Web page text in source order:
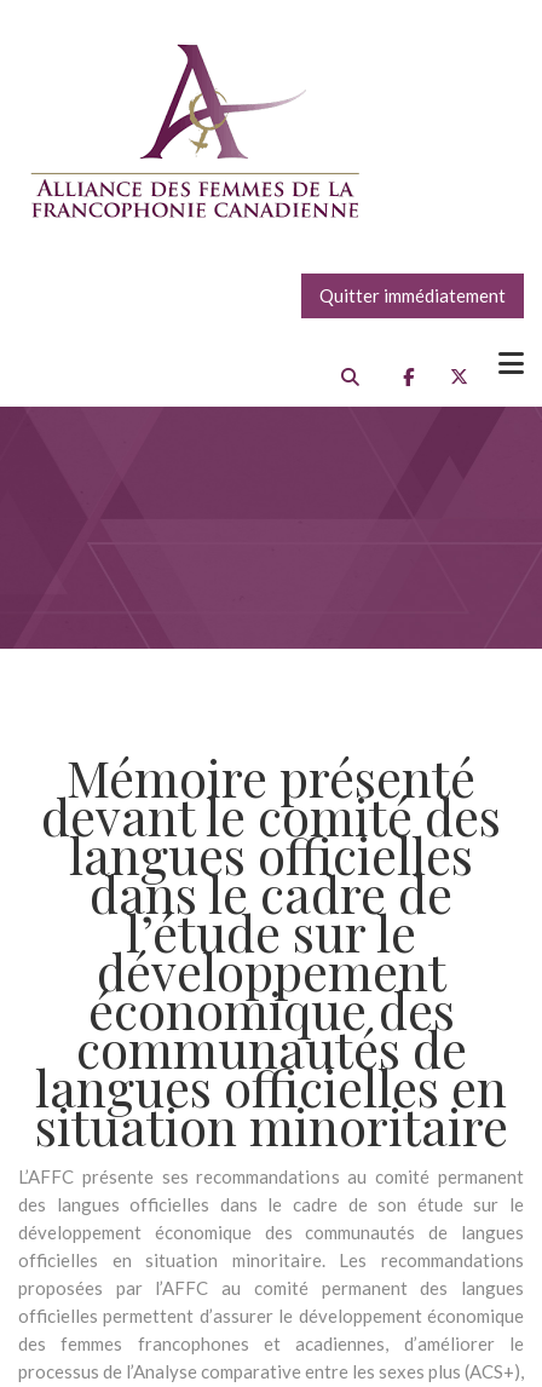
Quitter immédiatement
Mémoire présenté
devant le comité des
langues officielles
dans le cadre de
l’étude sur le
développement
économique des
communautés de
langues officielles en
situation minoritaire
L’AFFC présente ses recommandations au comité permanent
des langues officielles dans le cadre de son étude sur le
développement économique des communautés de langues
officielles en situation minoritaire. Les recommandations
proposées par l’AFFC au comité permanent des langues
officielles permettent d’assurer le développement économique
des femmes francophones et acadiennes, d’améliorer le
processus de l’Analyse comparative entre les sexes plus (ACS+),